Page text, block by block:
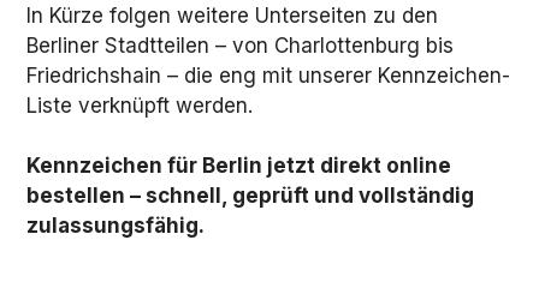
In Kürze folgen weitere Unterseiten zu den
Berliner Stadtteilen – von Charlottenburg bis
Friedrichshain – die eng mit unserer Kennzeichen-
Liste verknüpft werden.
Kennzeichen für Berlin jetzt direkt online
bestellen – schnell, geprüft und vollständig
zulassungsfähig.